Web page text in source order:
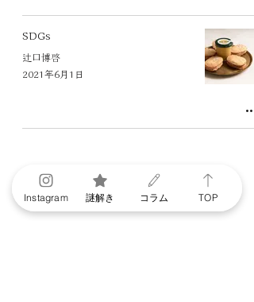
SDGs
辻口博啓
2021年6月1日
Instagram 謎解き コラム TOP